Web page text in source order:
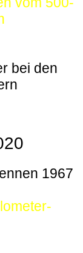
bei den
1967